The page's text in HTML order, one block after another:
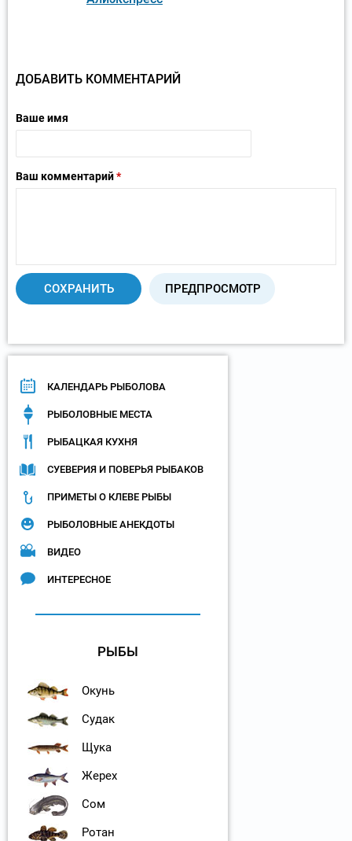
ДОБАВИТЬ КОММЕНТАРИЙ
Ваше имя
Ваш комментарий*
КАЛЕНДАРЬ РЫБОЛОВА
РЫБОЛОВНЫЕ МЕСТА
РЫБАЦКАЯ КУХНЯ
СУЕВЕРИЯ И ПОВЕРЬЯ РЫБАКОВ
ПРИМЕТЫ О КЛЕВЕ РЫБЫ
РЫБОЛОВНЫЕ АНЕКДОТЫ
ВИДЕО
ИНТЕРЕСНОЕ
РЫБЫ
Окунь
Судак
Щука
Жерех
Сом
Ротан